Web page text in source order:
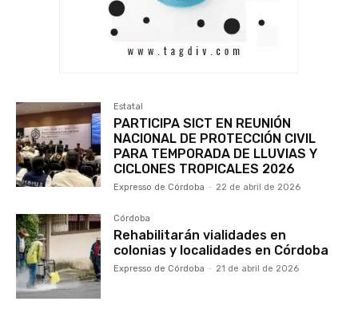
Estatal
PARTICIPA SICT EN REUNIÓN
NACIONAL DE PROTECCIÓN CIVIL
PARA TEMPORADA DE LLUVIAS Y
CICLONES TROPICALES 2026
Expresso de Córdoba - 22 de abril de 2026
Córdoba
Rehabilitarán vialidades en
colonias y localidades en Córdoba
Expresso de Córdoba - 21 de abril de 2026